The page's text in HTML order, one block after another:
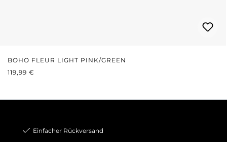
BOHO FLEUR LIGHT PINK/GREEN
REGULÄRER PREIS:
119,99 €
Einfacher Rückversand